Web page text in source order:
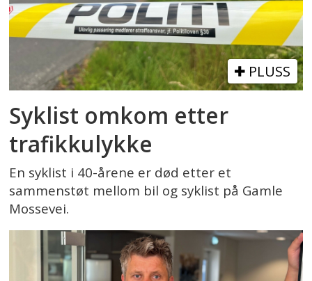
PLUSS
Syklist omkom etter
trafikkulykke
En syklist i 40-årene er død etter et
sammenstøt mellom bil og syklist på Gamle
Mossevei.